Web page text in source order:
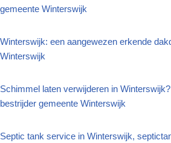
gemeente Winterswijk
Winterswijk: een aangewezen erkende
Winterswijk
Schimmel laten verwijderen in
bestrijder gemeente Winterswijk
Septic tank service in Winterswijk,